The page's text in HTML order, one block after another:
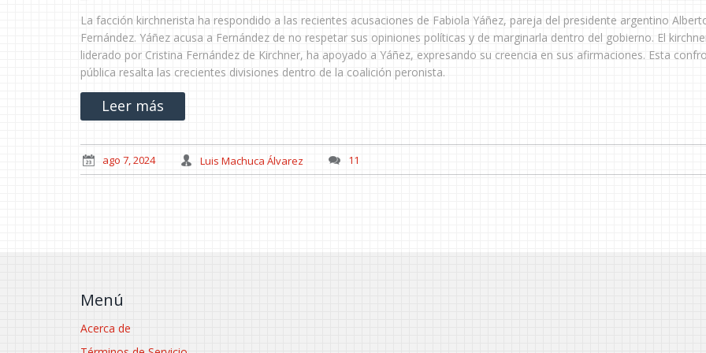
La facción kirchnerista ha respondido a las recientes acusaciones de Fabiola Yáñez, pareja del presidente argentino
Fernández. Yáñez acusa a Fernández de no respetar sus opiniones políticas y de marginarla dentro del gobierno. El
liderado por Cristina Fernández de Kirchner, ha apoyado a Yáñez, expresando su creencia en sus afirmaciones. Esta
pública resalta las crecientes divisiones dentro de la coalición peronista.
Leer más
ago 7, 2024 Luis Machuca Álvarez 11
Menú
Acerca de